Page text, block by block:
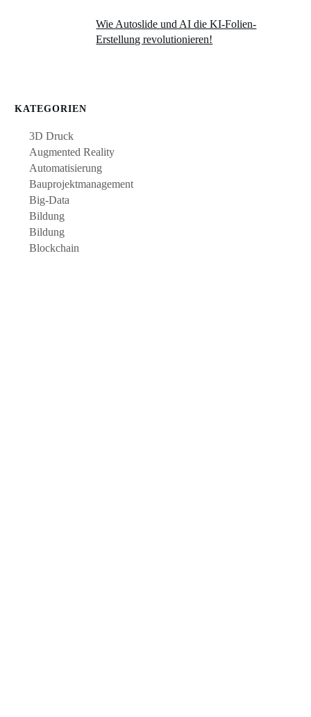
Wie Autoslide und AI die KI-Folien-
Erstellung revolutionieren!
KATEGORIEN
3D Druck
Augmented Reality
Automatisierung
Bauprojektmanagement
Big-Data
Bildung
Bildung
Blockchain